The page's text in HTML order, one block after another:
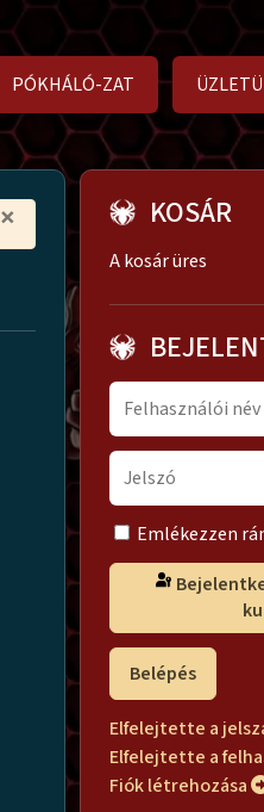
PÓKHÁLÓ-ZAT
× KOSÁR
A kosár üres
Emlékezzen
Belépés
Elfelejtette a
Elfelejtette a
Fiók létrehozása